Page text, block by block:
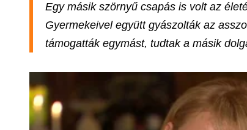
Egy másik szörnyű csapás is volt az
Gyermekeivel együtt gyászolták az
támogatták egymást, tudtak a másik